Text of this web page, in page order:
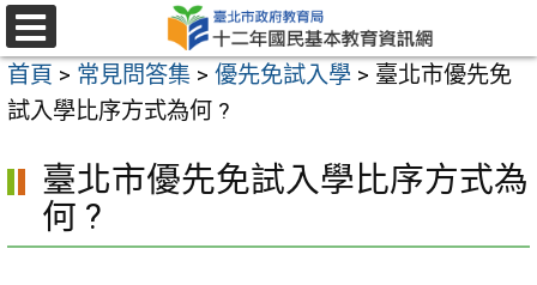
跳
至
主
要
容
選
單
首頁 > 常見問答集 > 優先免試入學 > 臺北市優先免
試入學比序方式為何 ?
臺北市優先免試入學比序方式為
何 ?